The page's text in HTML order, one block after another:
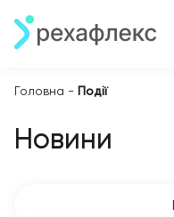
Головна - Події
Новини